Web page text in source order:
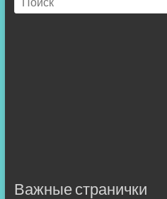
Важные странички